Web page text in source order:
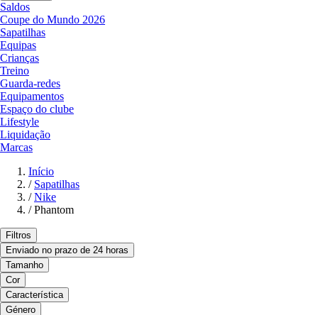
Saldos
Coupe do Mundo 2026
Sapatilhas
Equipas
Crianças
Treino
Guarda-redes
Equipamentos
Espaço do clube
Lifestyle
Liquidação
Marcas
Início
/ Sapatilhas
/ Nike
/ Phantom
Filtros
Enviado no prazo de 24 horas
Tamanho
Cor
Característica
Género